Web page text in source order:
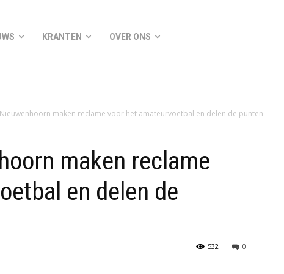
KRANTEN OVER ONS
Nieuwenhoorn maken reclame voor het amateurvoetbal en delen de punten
maken reclame
en delen de
0
532